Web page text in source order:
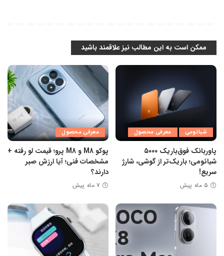
ممکن است به این مطالب نیز علاقمند باشید
شیائومی معرفی محصول
پاوربانک فوق‌باریک ۵۰۰۰
شیائومی؛ باریک‌تر از گوشی، شارژ
سریع!
۵ ماه پیش
معرفی محصول
پوکو M8 و M8 پرو؛ قیمت لو رفته +
مشخصات فنی؛ آیا ارزش صبر
دارند؟
۷ ماه پیش